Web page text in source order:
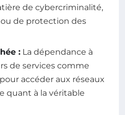
de cybercriminalité,
de protection des
: La dépendance à
de services comme
accéder aux réseaux
quant à la véritable